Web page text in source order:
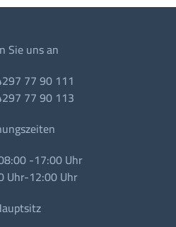
Sie uns an
77 90 111
77 90 113
-17:00 Uhr
Uhr-12:00 Uhr